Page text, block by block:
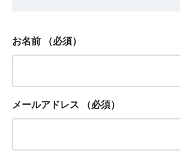
お名前 （必須）
メールアドレス （必須）